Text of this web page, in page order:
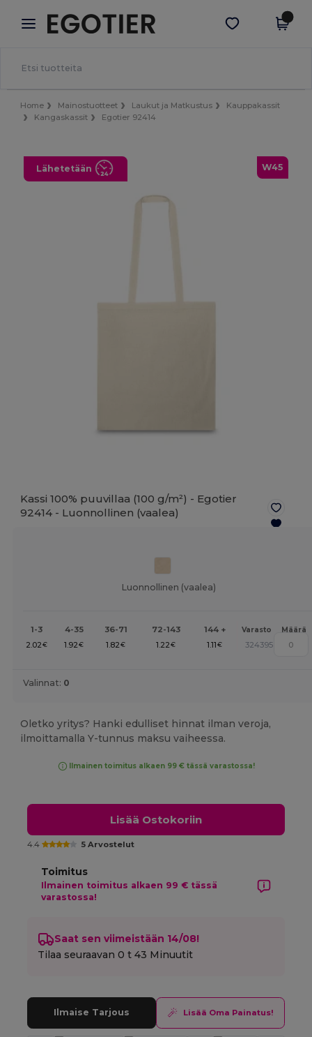
× Egotier-sovellus
Paremmat hinnat appissa!
Hae sovellus
Home Mainostuotteet Laukut ja Matkustus
Kauppakassit
Kangaskassit
Egotier 92414
W45
Lähetetään
Kassi 100% puuvillaa (100 g/m²) - Egotier
92414 - Luonnollinen (vaalea)
Luonnollinen (vaalea)
1-3 4-35 36-71 72-143 144 + Varasto Määrä
2.02€ 1.92€ 1.82€ 1.22€ 1.11 € 324395
Valinnat: 0
Oletko yritys? Hanki edulliset hinnat ilman veroja,
ilmoittamalla Y-tunnus maksu vaiheessa.
Ilmainen toimitus alkaen 99 € tässä varastossa!
Lisää Ostokoriin
4.4 5 Arvostelut
Toimitus
Ilmainen toimitus alkaen 99 € tässä
varastossa!
Saat sen viimeistään 14/08!
Tilaa seuraavan0 t 43 Minuutit
Ilmaise Tarjous Lisää Oma Painatus!